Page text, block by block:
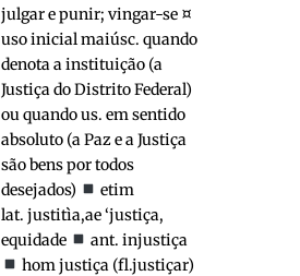
julgar e punir; vingar-se ¤
uso inicial maiúsc. quando
denota a instituição (a
Justiça do Distrito Federal)
ou quando us. em sentido
absoluto (a Paz e a Justiça
são bens por todos
desejados)
etim
lat. justitìa,ae ‘justiça,
equidade
ant. injustiça
hom justiça (fl.justiçar)